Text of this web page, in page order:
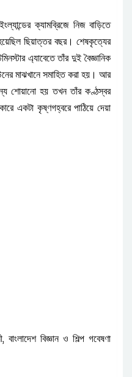
ইংল্যান্ডের ক্যামব্রিজে নিজ বাড়িতে
ছিয়াত্তর বছর। শেষকৃত্যের
এ্যাবেতে তাঁর দুই বৈজ্ঞানিক
মাঝখানে সমাহিত করা হয়। আর
শোয়ানো হয় তখন তাঁর কণ্ঠস্বর
একটা কৃষ্ণগহ্বরে পাঠিয়ে দেয়া
, বাংলাদেশ বিজ্ঞান ও শিল্প গবেষণা